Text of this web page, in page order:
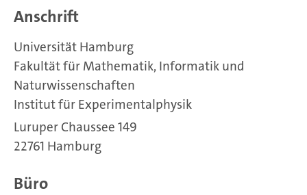
Anschrift
Universität Hamburg
Fakultät für Mathematik, Informatik und
Naturwissenschaften
Institut für Experimentalphysik
Luruper Chaussee 149
22761 Hamburg
Büro